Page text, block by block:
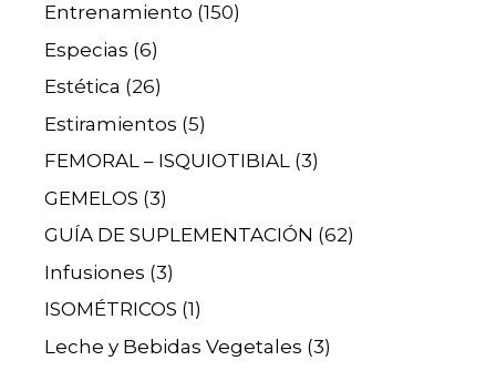
Entrenamiento (150)
Especias (6)
Estética (26)
Estiramientos (5)
FEMORAL – ISQUIOTIBIAL (3)
GEMELOS (3)
GUÍA DE SUPLEMENTACIÓN (62)
Infusiones (3)
ISOMÉTRICOS (1)
Leche y Bebidas Vegetales (3)